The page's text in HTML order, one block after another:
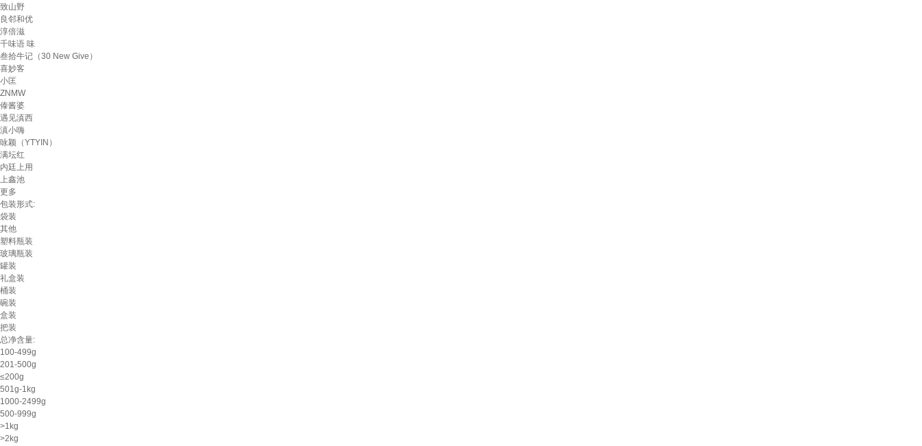
致山野
良邻和优
淳倍滋
千味语 味
叁拾牛记（30 New Give）
喜妙客
小匡
ZNMW
傣酱婆
遇见滇西
滇小嗨
咏颖（YTYIN）
满坛红
内廷上用
上鑫池
更多
包装形式:
袋装
其他
塑料瓶装
玻璃瓶装
罐装
礼盒装
桶装
碗装
盒装
把装
总净含量:
100-499g
201-500g
≤200g
501g-1kg
1000-2499g
500-999g
>1kg
>2kg